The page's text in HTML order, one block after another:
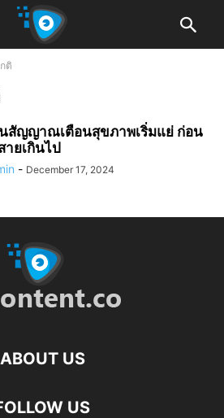
ติ
สัญญาณเตือนสุขภาพเริ่มแย่ ก่อน
ายเกินไป
- December 17, 2024
ABOUT US
US